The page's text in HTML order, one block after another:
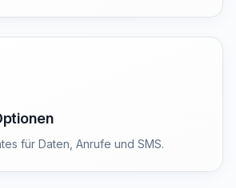
für Daten, Anrufe und SMS.